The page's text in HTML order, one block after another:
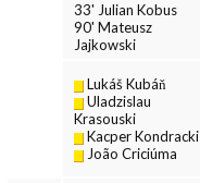
33' Julian Kobus
90' Mateusz
Jajkowski
Lukáš Kubáň
Uladzislau
Krasouski
Kacper Kondracki
João Criciúma